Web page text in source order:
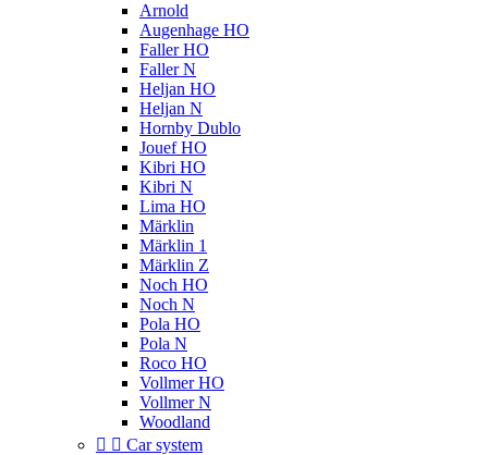
Arnold
Augenhage HO
Faller HO
Faller N
Heljan HO
Heljan N
Hornby Dublo
Jouef HO
Kibri HO
Kibri N
Lima HO
Märklin
Märklin 1
Märklin Z
Noch HO
Noch N
Pola HO
Pola N
Roco HO
Vollmer HO
Vollmer N
Woodland
  Car system